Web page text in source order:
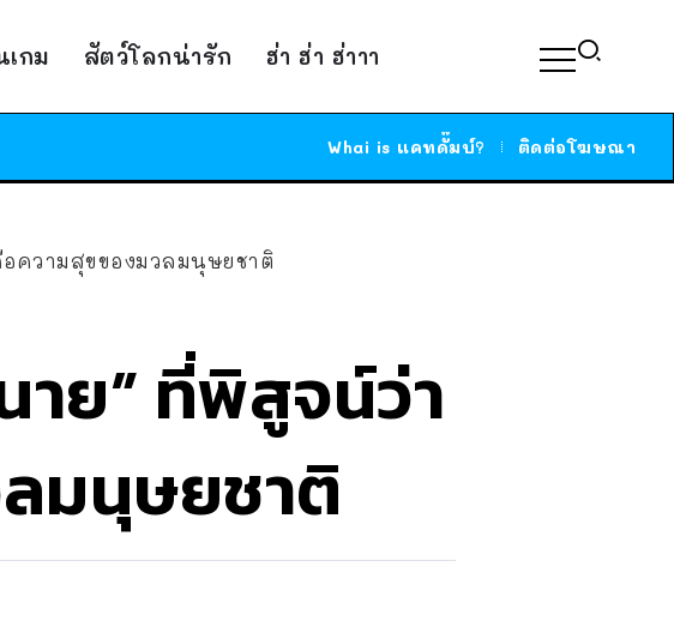
เกม สัตว์โลกน่ารัก ฮ่า ฮ่า ฮ่าาา
Whai is แคทดั๊มบ์? ติดต่อโฆษณา
อความสุขของมวลมนุษยชาติ
าย” ที่พิสูจน์ว่า
มนุษยชาติ